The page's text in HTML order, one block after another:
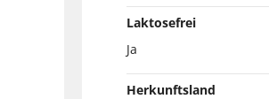
Laktosefrei
Ja
Herkunftsland